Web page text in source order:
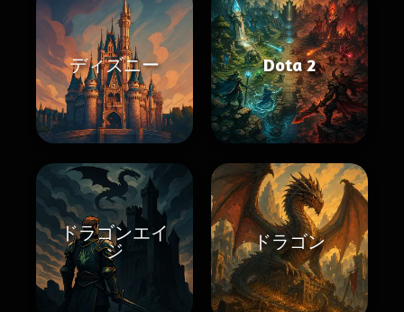
ディズニー Dota 2
ドラゴンエイ
ジ
ドラゴン